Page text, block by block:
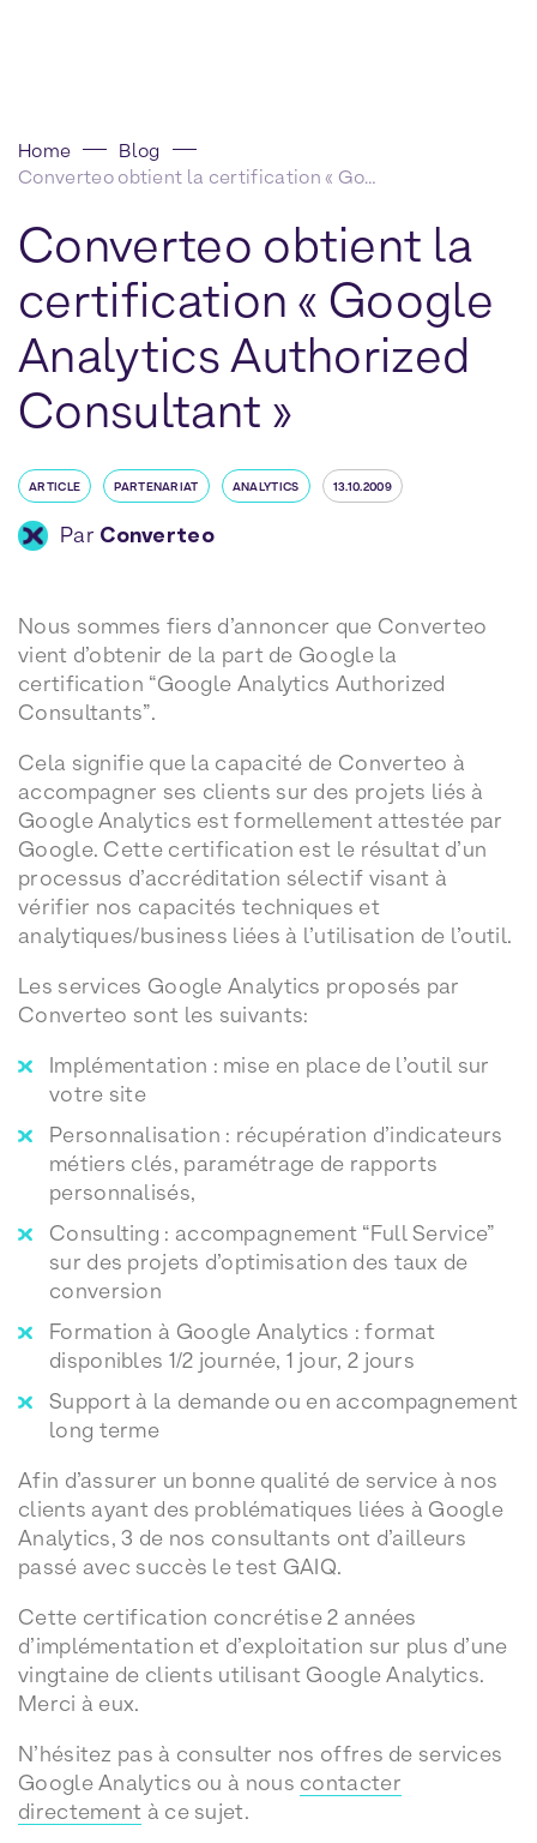
Home
Blog
Converteo obtient la certification « Google Analytics Authorized Consultant »
Converteo obtient la
certification « Google
Analytics Authorized
Consultant »
ARTICLE PARTENARIAT ANALYTICS 13.10.2009
Par Converteo
Nous sommes fiers d’annoncer que Converteo
vient d’obtenir de la part de Google la
certification “Google Analytics Authorized
Consultants”.
Cela signifie que la capacité de Converteo à
accompagner ses clients sur des projets liés à
Google Analytics est formellement attestée par
Google. Cette certification est le résultat d’un
processus d’accréditation sélectif visant à
vérifier nos capacités techniques et
analytiques/business liées à l’utilisation de l’outil.
Les services Google Analytics proposés par
Converteo sont les suivants:
Implémentation : mise en place de l’outil sur
votre site
Personnalisation : récupération d’indicateurs
métiers clés, paramétrage de rapports
personnalisés,
Consulting : accompagnement “Full Service”
sur des projets d’optimisation des taux de
conversion
Formation à Google Analytics : format
disponibles 1/2 journée, 1 jour, 2 jours
Support à la demande ou en accompagnement
long terme
Afin d’assurer un bonne qualité de service à nos
clients ayant des problématiques liées à Google
Analytics, 3 de nos consultants ont d’ailleurs
passé avec succès le test GAIQ.
Cette certification concrétise 2 années
d’implémentation et d’exploitation sur plus d’une
vingtaine de clients utilisant Google Analytics.
Merci à eux.
N’hésitez pas à consulter nos offres de services
Google Analytics ou à nous contacter
directement à ce sujet.